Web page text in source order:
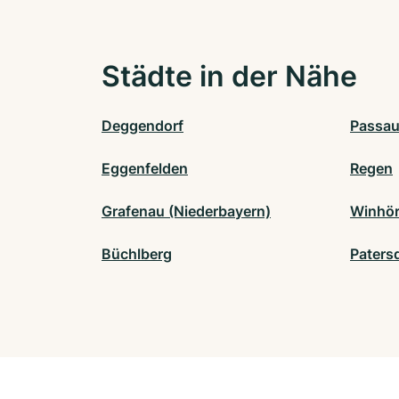
Städte in der Nähe
Deggendorf Passau
Eggenfelden Regen
Grafenau (Niederbayern)
Büchlberg